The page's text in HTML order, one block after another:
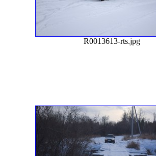
R0013613-rts.jpg